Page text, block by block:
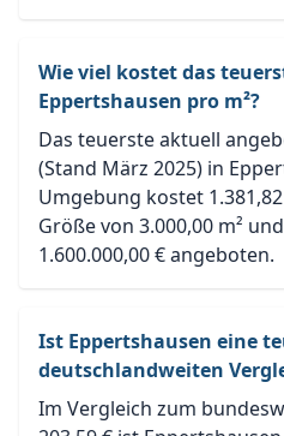
Wie viel kostet das
Eppertshausen pro m²?
Das teuerste aktuell
(Stand März 2025) in
Umgebung kostet
Größe von 3.000,00 m²
1.600.000,00 € angeboten.
Ist Eppertshausen eine
deutschlandweiten
Im Vergleich zum